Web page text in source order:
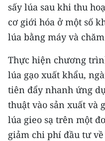
中文
FRANÇAIS
РУССКИЙ
ESPAÑOL
한국어
sấy lúa sau khi thu
cơ giới hóa ở một số
lúa bằng máy và
Thực hiện chương
lúa gạo xuất khẩu,
tiên đẩy nhanh ứng
thuật vào sản xuất và
lúa gieo sạ trên một
giảm chi phí đầu tư